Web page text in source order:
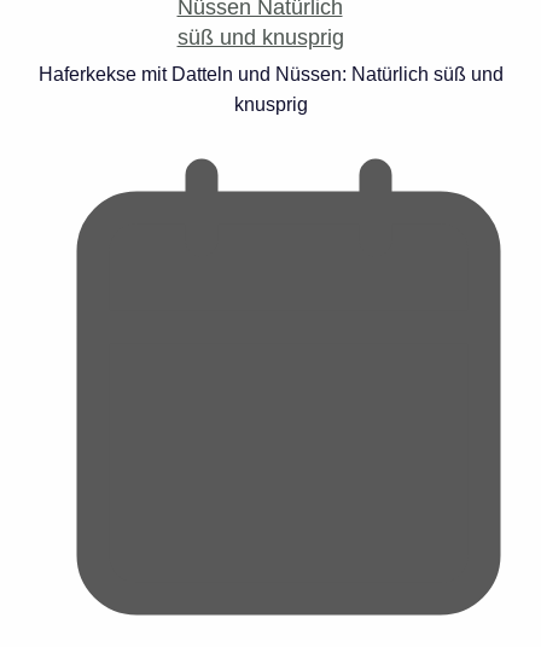
Haferkekse mit Datteln und Nüssen: Natürlich süß und
knusprig